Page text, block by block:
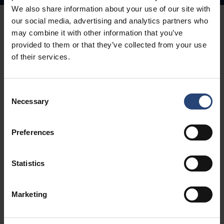
We also share information about your use of our site with
our social media, advertising and analytics partners who
may combine it with other information that you’ve
provided to them or that they’ve collected from your use
of their services.
Selection
Necessary
Preferences
Statistics
Marketing
Každý
dodávateľský
reťazec potrebuje
ľudský prístup
V roku 2025 sa spoločnosti Nefab podarilo úspešne
reagovať na meniace sa požiadavky zákazníkov a zložité
geopolitické pomery. Tento pokrok bol umožnený
predovšetkým profesionalitou, oddanosťou a